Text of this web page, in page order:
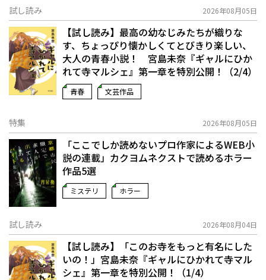
試し読み 2026年08月05日
【試し読み】最高の幼なじみたちが織りな
す、ちょっぴり懐かしくてとびきり楽しい、
大人の青春小説！ 宮島未奈『ギャルにひか
れて寺マルシェ』第一章を特別公開！（2/4）
青春 文芸作品
特集 2026年08月05日
「ここでしか読めないプロ作家によるWEB小
説の連載」――カクヨムネクストで読めるホラー
作品5選
ミステリ ホラー
試し読み 2026年08月04日
【試し読み】「このお寺をもっと有名にした
いの！」宮島未奈『ギャルにひかれて寺マル
シェ』第一章を特別公開！（1/4）